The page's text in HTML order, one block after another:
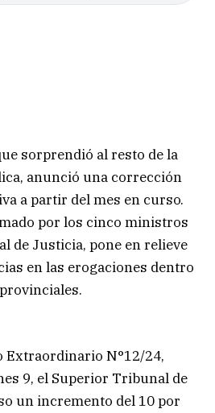
sorprendió al resto de la
anunció una corrección
a partir del mes en curso.
por los cinco ministros
de Justicia, pone en relieve
en las erogaciones dentro
Extraordinario N°12/24,
9, el Superior Tribunal de
un incremento del 10 por